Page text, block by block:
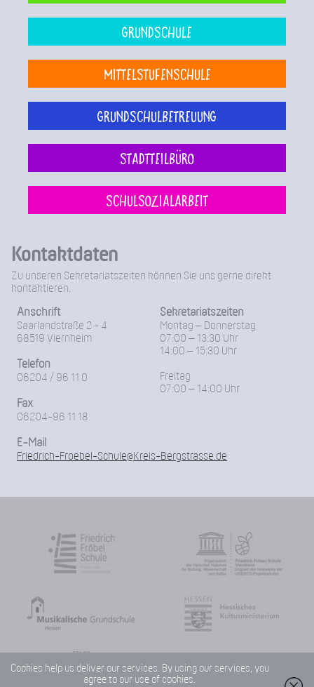
Grundschule
Mittelstufenschule
Grundschulbetreuung
Stadtteilbüro
Schulsozialarbeit
Kontaktdaten
Zu unseren Sekretariatszeiten können Sie uns gerne direkt
kontaktieren.
Anschrift
Saarlandstraße 2 - 4
68519 Viernheim
Telefon
06204 / 96 11 0
Fax
06204-96 11 18
Sekretariatszeiten
Montag – Donnerstag
07:00 – 13:30 Uhr
14:00 – 15:30 Uhr
Freitag
07:00 – 14:00 Uhr
E-Mail
Friedrich-Froebel-Schule@Kreis-Bergstrasse.de
Cookies help us deliver our services. By using our services, you
agree to our use of cookies.